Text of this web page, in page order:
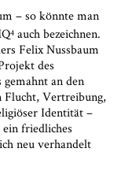
– so könnte man
4 auch bezeichnen.
Felix Nussbaum
des
an den
Flucht, Vertreibung,
Identität –
friedliches
neu verhandelt